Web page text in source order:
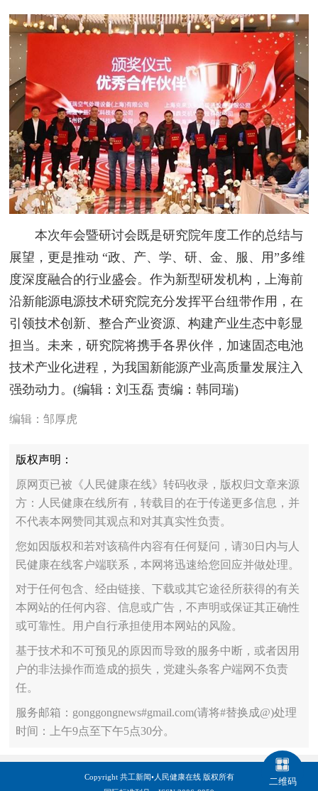
本次年会暨研讨会既是研究院年度工作的总结与
展望，更是推动 “政、产、学、研、金、服、用”多维
度深度融合的行业盛会。作为新型研发机构，上海前
沿新能源电源技术研究院充分发挥平台纽带作用，在
引领技术创新、整合产业资源、构建产业生态中彰显
担当。未来，研究院将携手各界伙伴，加速固态电池
技术产业化进程，为我国新能源产业高质量发展注入
强劲动力。(编辑：刘玉磊 责编：韩同瑞)
编辑：邹厚虎
版权声明：
原网页已被《人民健康在线》转码收录，版权归文章来源
方：人民健康在线所有，转载目的在于传递更多信息，并
不代表本网赞同其观点和对其真实性负责。
您如因版权和若对该稿件内容有任何疑问，请30日内与人
民健康在线客户端联系，本网将迅速给您回应并做处理。
对于任何包含、经由链接、下载或其它途径所获得的有关
本网站的任何内容、信息或广告，不声明或保证其正确性
或可靠性。用户自行承担使用本网站的风险。
基于技术和不可预见的原因而导致的服务中断，或者因用
户的非法操作而造成的损失，党建头条客户端网不负责
任。
服务邮箱：gonggongnews#gmail.com(请将#替换成@)处理
时间：上午9点至下午5点30分。
Copyright 共工新闻•人民健康在线 版权所有
二维码